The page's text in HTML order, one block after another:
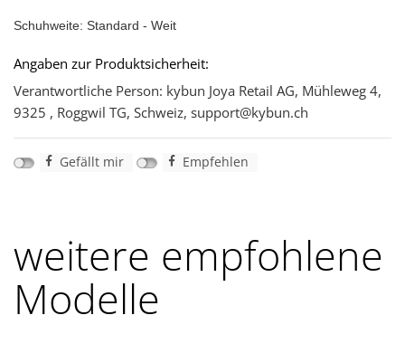
Schuhweite: Standard - Weit
Angaben zur Produktsicherheit:
Verantwortliche Person: kybun Joya Retail AG, Mühleweg 4,
9325 , Roggwil TG, Schweiz, support@kybun.ch
Gefällt mir Empfehlen
weitere empfohlene
Modelle